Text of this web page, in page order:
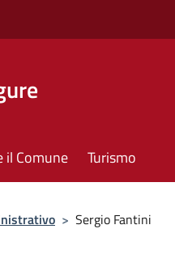
il Comune Turismo
> Sergio Fantini